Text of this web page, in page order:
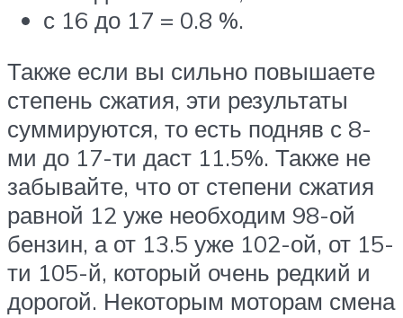
с 16 до 17 = 0.8 %.
Также если вы сильно повышаете
степень сжатия, эти результаты
суммируются, то есть подняв с 8-
ми до 17-ти даст 11.5%. Также не
забывайте, что от степени сжатия
равной 12 уже необходим 98-ой
бензин, а от 13.5 уже 102-ой, от 15-
ти 105-й, который очень редкий и
дорогой. Некоторым моторам смена